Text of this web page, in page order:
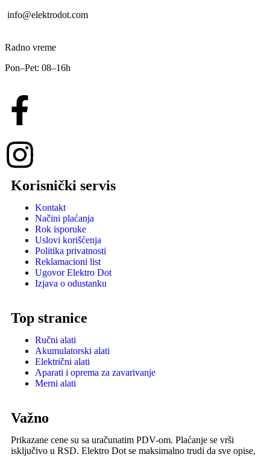
info@elektrodot.com
Radno vreme
Pon–Pet: 08–16h
Korisnički servis
Kontakt
Načini plaćanja
Rok isporuke
Uslovi korišćenja
Politika privatnosti
Reklamacioni list
Ugovor Elektro Dot
Izjava o odustanku
Top stranice
Ručni alati
Akumulatorski alati
Električni alati
Aparati i oprema za zavarivanje
Merni alati
Važno
Prikazane cene su sa uračunatim PDV-om. Plaćanje se vrši
isključivo u RSD. Elektro Dot se maksimalno trudi da sve opise,